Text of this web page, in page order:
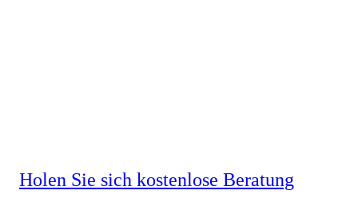
Holen Sie sich kostenlose Beratung